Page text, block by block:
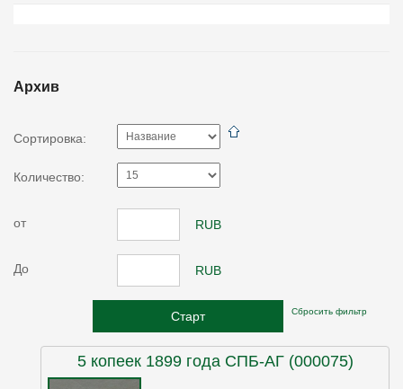
Архив
Сортировка:
Количество:
от RUB
До RUB
Сбросить фильтр
5 копеек 1899 года СПБ-АГ (000075)